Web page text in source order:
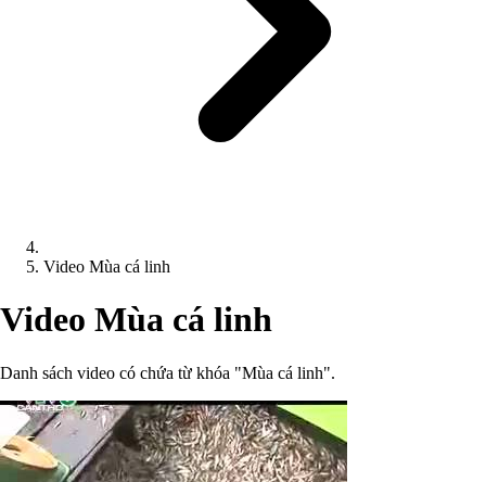
Video Mùa cá linh
Video Mùa cá linh
Danh sách video có chứa từ khóa "Mùa cá linh".